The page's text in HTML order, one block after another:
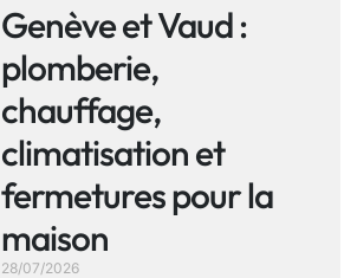
Genève et Vaud :
plomberie,
chauffage,
climatisation et
fermetures pour la
maison
28/07/2026